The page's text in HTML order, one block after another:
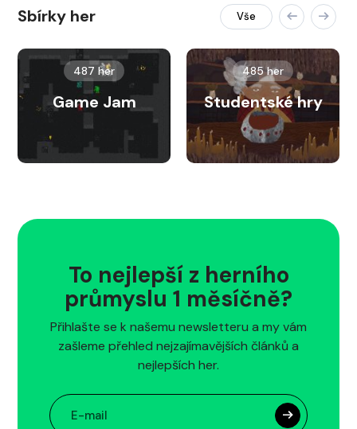
Sbírky her Vše
487 her
Game Jam
485 her
Studentské hry
To nejlepší z herního
průmyslu 1 měsíčně?
Přihlašte se k našemu newsletteru a my vám
zašleme přehled nejzajímavějších článků a
nejlepších her.